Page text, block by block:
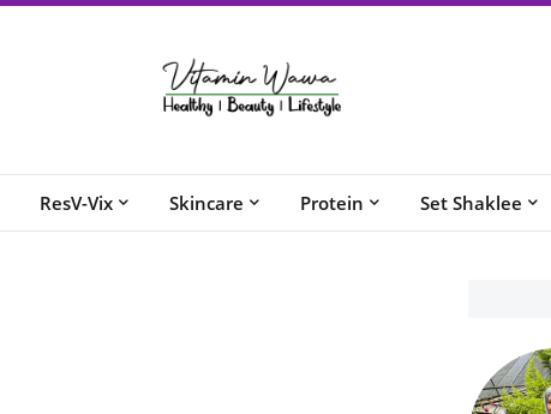
ResV-Vix Skincare Protein Set Shaklee